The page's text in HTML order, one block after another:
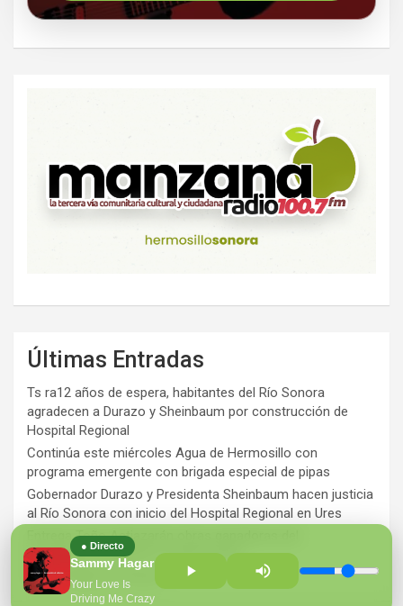
● Directo
Sammy Hagar
Your Love Is
Driving Me Crazy
Últimas Entradas
Ts ra12 años de espera, habitantes del Río Sonora
agradecen a Durazo y Sheinbaum por construcción de
Hospital Regional
Continúa este miércoles Agua de Hermosillo con
programa emergente con brigada especial de pipas
Gobernador Durazo y Presidenta Sheinbaum hacen justicia
al Río Sonora con inicio del Hospital Regional en Ures
Entrega Toño Astiazarán obras ganadoras del
presupuesto CRECES en Montecarlo
¡Perversidad sin límites!